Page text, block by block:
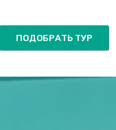
ПОДОБРАТЬ ТУР